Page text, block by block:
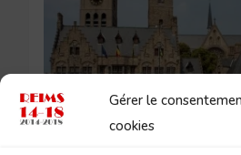
Gérer le
cookies